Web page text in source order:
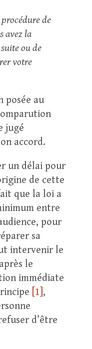
de
avez la
ou de
votre
posée au
jugé
accord.
un délai pour
de cette
que la loi a
entre
pour
sa
intervenir le
le
immédiate
[1] ,
d’être